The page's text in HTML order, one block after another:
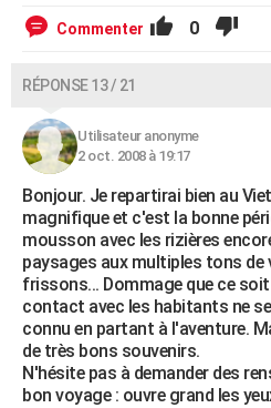
Commenter 0
RÉPONSE 13 / 21
Utilisateur anonyme
2 oct. 2008 à 19:17
Bonjour. Je repartirai bien au
magnifique et c'est la bonne
mousson avec les rizières
paysages aux multiples tons de
frissons... Dommage que ce
contact avec les habitants ne
connu en partant à l'aventure.
de très bons souvenirs.
N'hésite pas à demander des
bon voyage : ouvre grand les